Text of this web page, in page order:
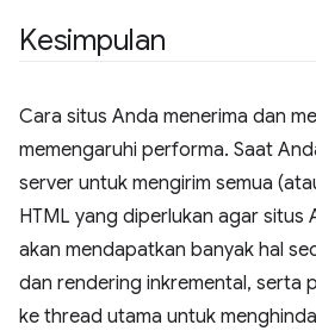
Kesimpulan
Cara situs Anda menerima dan
memengaruhi performa. Saat
server untuk mengirim semua
HTML yang diperlukan agar situs
akan mendapatkan banyak hal
dan rendering inkremental, serta
ke thread utama untuk